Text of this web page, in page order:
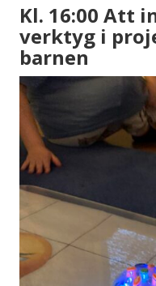
Kl. 16:00 Att
verktyg i
barnen